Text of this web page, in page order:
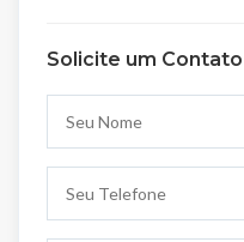
Solicite um Contato